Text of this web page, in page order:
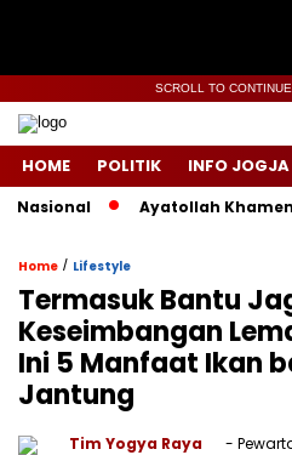
SCROLL TO
HOME POLITIK INFO JOGJA
Nasional Ayatollah
Home / Lifestyle
Termasuk Bantu
Keseimbangan
Ini 5 Manfaat Ikan
Jantung
Tim Yogya Raya
-